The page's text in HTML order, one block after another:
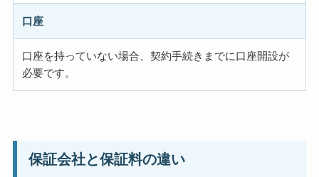
口座
口座を持っていない場合、契約手続きまでに口座開設が
必要です。
保証会社と保証料の違い